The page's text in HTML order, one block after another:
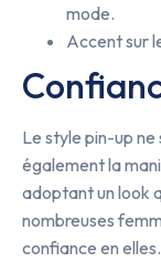
mode.
Accent sur
Le style pin-up
également la
adoptant un look
nombreuses
confiance en